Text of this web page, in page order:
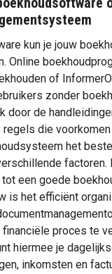
kun je jouw
Online
of
zonder
door de
die
het
factoren.
een goede
is het efficiënt
proces te
hiermee je
inkomsten en